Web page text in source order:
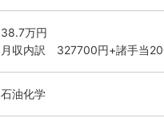
38.7万円
月収内訳 327700円+諸手当
石油化学